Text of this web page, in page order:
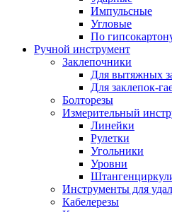
Импульсные
Угловые
По
Ручной инструмент
Заклепочники
Для вытяжных
Для заклепок-
Болторезы
Измерительный
Линейки
Рулетки
Угольники
Уровни
Инструменты для
Кабелерезы